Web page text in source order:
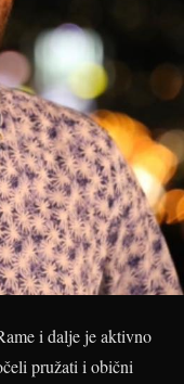
i dalje je aktivno
pružati i obični